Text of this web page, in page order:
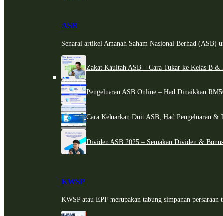
ASB
Senarai artikel Amanah Saham Nasional Berhad (ASB)
Zakat Khultah ASB – Cara Tukar ke Kelas B &
Pengeluaran ASB Online – Had Dinaikkan
Cara Keluarkan Duit ASB, Had Pengeluaran &
Dividen ASB 2025 – Semakan Dividen &
KWSP
KWSP atau EPF merupakan tabung simpanan persaraan